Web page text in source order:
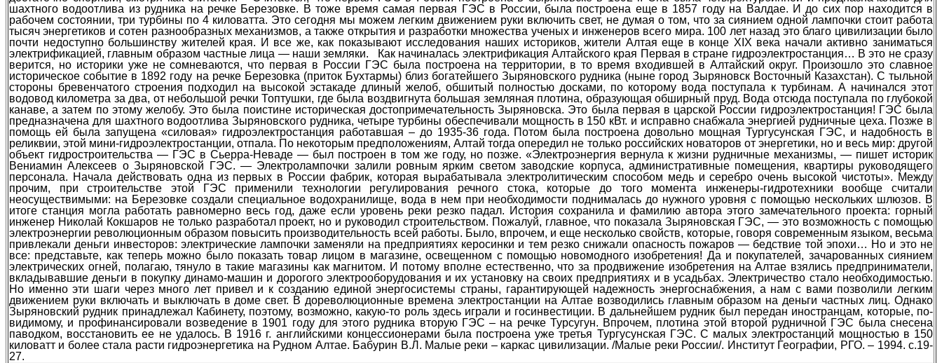
шахтного водоотлива из рудника на речке Березовке. В тоже время самая первая ГЭС в России, была построена еще в 1857 году на Валдае. И до сих пор находится в
рабочем состоянии, три турбины по 4 киловатта. Это сегодня мы можем легким движением руки включить свет, не думая о том, что за сиянием одной лампочки стоит работа
тысяч энергетиков и сотен разнообразных механизмов, а также открытия и разработки множества ученых и инженеров всего мира. 100 лет назад это благо цивилизации было
почти недоступно большинству жителей края. И все же, как показывают исследования наших историков, жители Алтая еще в конце XIX века начали активно заниматься
электрификацией, главным образом частные лица — наши земляки. Как начиналась электрификация Алтайского края Первая в стране гидроэлектростанция… В это не сразу
верится, но историки уже не сомневаются, что первая в России ГЭС была построена на территории, в то время входившей в Алтайский округ. Произошло это славное
историческое событие в 1892 году на речке Березовка (приток Бухтармы) близ богатейшего Зыряновского рудника (ныне город Зыряновск Восточный Казахстан). С тыльной
стороны бревенчатого строения подходил на высокой эстакаде длиный желоб, обшитый полностью досками, по которому вода поступала к турбинам. А начинался этот
водовод километра за два, от небольшой речки Топтушки, где была воздвигнута большая земляная плотина, образующая обширный пруд. Вода отсюда поступала по глубокой
канаве, а затем по этому желобу. Это была поистине историческая достопримечательность Зыряновска. Это была первая в царской России гидроэлектростанция! ГЭС была
предназначена для шахтного водоотлива Зыряновского рудника, четыре турбины обеспечивали мощность в 150 кВт. и исправно снабжала энергией рудничные цеха. Позже в
помощь ей была запущена «силовая» гидроэлектростанция работавшая – до 1935-36 года. Потом была построена довольно мощная Тургусунская ГЭС, и надобность в
реликвии, этой мини-гидроэлектростанции, отпала. По некоторым предположениям, Алтай тогда опередил не только российских новаторов от энергетики, но и весь мир: другой
объект гидростроительства — ГЭС в Сьерра-Неваде — был построен в том же году, но позже. «Электроэнергия вернула к жизни рудничные механизмы, — пишет историк
Вениамин Алексеев о Зыряновской ГЭС. — Электролампочки залили ровным ярким светом заводские корпуса, административные помещения, квартиры руководящего
персонала. Начала действовать одна из первых в России фабрик, которая вырабатывала электролитическим способом медь и серебро очень высокой чистоты». Между
прочим, при строительстве этой ГЭС применили технологии регулирования речного стока, которые до того момента инженеры-гидротехники вообще считали
неосуществимыми: на Березовке создали специальное водохранилище, вода в нем при необходимости поднималась до нужного уровня с помощью нескольких шлюзов. В
итоге станция могла работать равномерно весь год, даже если уровень реки резко падал. История сохранила и фамилию автора этого замечательного проекта: горный
инженер Николай Кокшаров не только разработал проект, но и руководил строительством. Пожалуй, главное, что показала Зыряновская ГЭС, — это возможность с помощью
электроэнергии революционным образом повысить производительность всей работы. Было, впрочем, и еще несколько свойств, которые, говоря современным языком, весьма
привлекали деньги инвесторов: электрические лампочки заменяли на предприятиях керосинки и тем резко снижали опасность пожаров — бедствие той эпохи… Но и это не
все: представьте, как теперь можно было показать товар лицом в магазине, освещенном с помощью новомодного изобретения! Да и покупателей, зачарованных сиянием
электрических огней, полагаю, тянуло в такие магазины как магнитом. И потому вполне естественно, что за продвижение изобретения на Алтае взялись предприниматели,
вкладывавшие деньги в покупку динамо-машин и дорогого электрооборудования и их установку на своих предприятиях и в усадьбах. Электричество стало необходимостью.
Но именно эти шаги через много лет привел и к созданию единой энергосистемы страны, гарантирующей надежность энергоснабжения, а нам с вами позволили легким
движением руки включать и выключать в доме свет. В дореволюционные времена электростанции на Алтае возводились главным образом на деньги частных лиц. Однако
Зыряновский рудник принадлежал Кабинету, поэтому, возможно, какую-то роль здесь играли и госинвестиции. В дальнейшем рудник был передан иностранцам, которые, по-
видимому, и профинансировали возведение в 1901 году для этого рудника вторую ГЭС – на речке Турсугун. Впрочем, плотина этой второй рудничной ГЭС была снесена
паводком, восстановить ее не удалось. В 1916 г. английскими концессионерами была построена уже третья Тургусунская ГЭС. С малых электростанций мощностью в 150
киловатт и более стала расти гидроэнергетика на Рудном Алтае. Бабурин В.Л. Малые реки – каркас цивилизации. /Малые реки России/. Институт Географии, РГО. – 1994. с.19-
27.